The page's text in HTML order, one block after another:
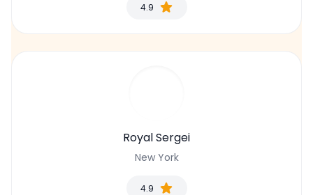
4.9
Royal Sergei
New York
4.9